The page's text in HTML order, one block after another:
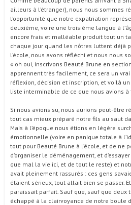
ailleurs à l’étranger), nous nous sommes
l’opportunité que notre expatriation
deuxième, voire une troisième langue à
encore frais et malléable produit tout un
chaque jour quand les nôtres luttent déjà
l’école, nous avons réfléchi et nous nous
« oh oui, inscrivons Beauté Brune en
apprennent très facilement, ce sera un
réflexion, décision et inscription, et voilà
liste interminable de ce que nous avions à
Si nous avions su, nous aurions peut-être
tout cas mieux préparé notre fils au saut
Mais à l’époque nous étions en légère
émotionnelle (voire en panique totale à
tout pour Beauté Brune à l’école, et de ne
d’organiser le déménagement, et
que mal la vie ici, et de tout le reste) et
avait pleinement rassurés : ces gens
étaient sérieux, tout allait bien se passer.
paraissait parfait. Sauf que, sauf que deux
échappé à la clairvoyance de notre boule